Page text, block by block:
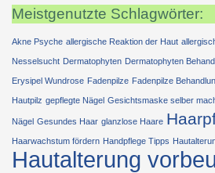
Meistgenutzte Schlagwörter:
Akne Psyche allergische Reaktion der Haut
Nesselsucht Dermatophyten Dermatophyten
Erysipel Wundrose Fadenpilze Fadenpilze
Hautpilz gepflegte Nägel Gesichtsmaske selber
Nägel Gesundes Haar glanzlose Haare
Haarwachstum fördern Handpflege Tipps
Hautalterung